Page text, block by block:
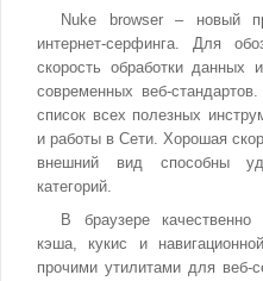
Nuke browser – новый
интернет-серфинга. Для
скорость обработки данных
современных веб-
список всех полезных
и работы в Сети. Хорошая
внешний вид способны
категорий.
В браузере качественно
кэша, кукис и
прочими утилитами для веб-